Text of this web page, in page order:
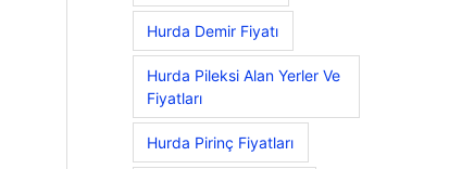
Hurda Demir Fiyatı
Hurda Pileksi Alan Yerler Ve
Fiyatları
Hurda Pirinç Fiyatları